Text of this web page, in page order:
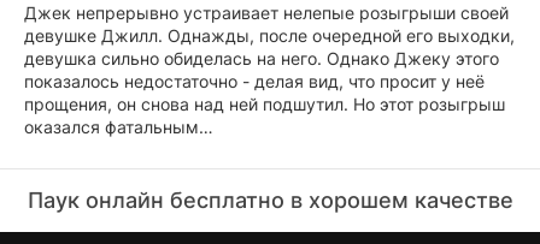
Джек непрерывно устраивает нелепые розыгрыши своей
девушке Джилл. Однажды, после очередной его выходки,
девушка сильно обиделась на него. Однако Джеку этого
показалось недостаточно - делая вид, что просит у неё
прощения, он снова над ней подшутил. Но этот розыгрыш
оказался фатальным…
Паук онлайн бесплатно в хорошем качестве